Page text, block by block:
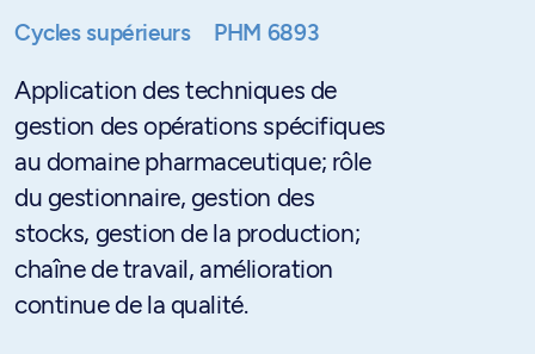
Cycles supérieurs PHM 6893
Application des techniques de
gestion des opérations spécifiques
au domaine pharmaceutique; rôle
du gestionnaire, gestion des
stocks, gestion de la production;
chaîne de travail, amélioration
continue de la qualité.